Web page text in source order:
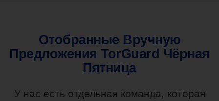
Отобранные Вручную
Предложения TorGuard Чёрная
Пятница
У нас есть отдельная команда, которая